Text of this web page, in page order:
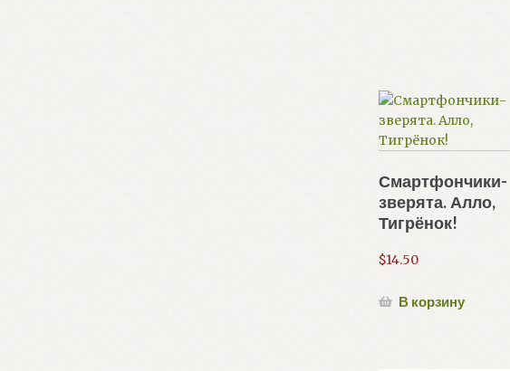
Смартфончики-
зверята. Алло,
Тигрёнок!
$14.50
В корзину